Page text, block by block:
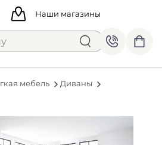
Наши магазины
мебель
Диваны